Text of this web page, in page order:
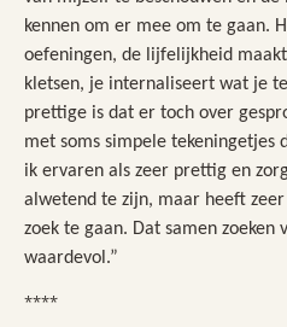
kennen om er mee om te gaan.
oefeningen, de lijfelijkheid
kletsen, je internaliseert wat je
prettige is dat er toch over
met soms simpele tekeningetjes
ik ervaren als zeer prettig en
alwetend te zijn, maar heeft
zoek te gaan. Dat samen zoeken
waardevol.”
****